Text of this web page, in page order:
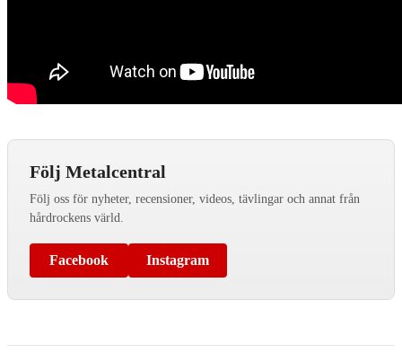
Följ Metalcentral
Följ oss för nyheter, recensioner, videos, tävlingar och annat från
hårdrockens värld.
Facebook Instagram